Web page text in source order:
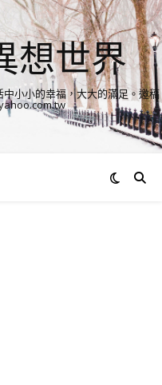
想世界
小小的幸福，大大的滿足。邀稿